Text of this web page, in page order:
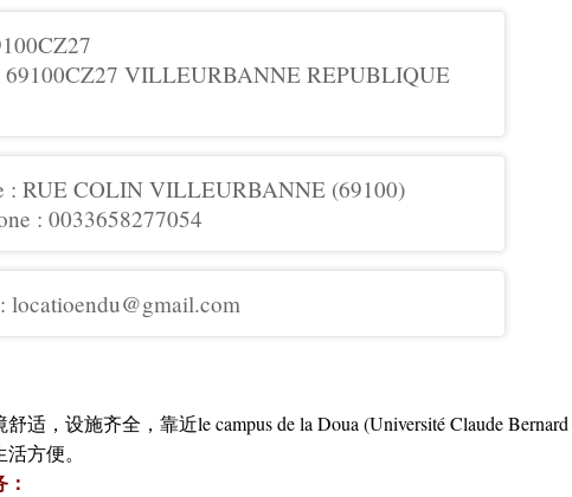
69100CZ27 VILLEURBANNE REPUBLIQUE
: RUE COLIN VILLEURBANNE (69100)
: 0033658277054
locatioendu@gmail.com
适，设施齐全，靠近le campus de la Doua (Université Claude
方便。